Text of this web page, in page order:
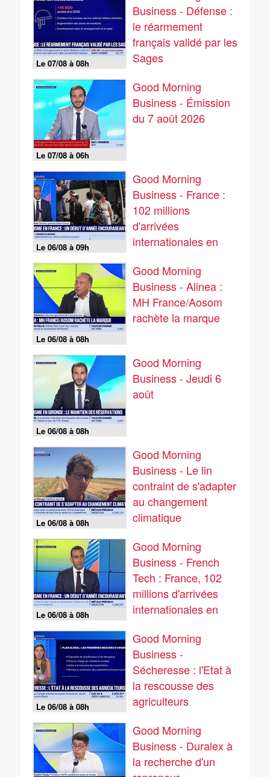
Le 07/08 à 08h
Business - Défense :
le réarmement
français validé par les
Sages
Le 07/08 à 06h
Good Morning
Business - Émission
du 7 août 2026
Le 06/08 à 09h
Good Morning
Business - France :
102 millions
d'arrivées
internationales en
Le 06/08 à 08h
Good Morning
Business - Alinea :
MH France/Aosom
rachète la marque
Le 06/08 à 08h
Good Morning
Business - Jeudi 6
août
Le 06/08 à 08h
Good Morning
Business - Le lin
contraint de s'adapter
au changement
climatique
Le 06/08 à 08h
Good Morning
Business - French
Tech : France, 102
millions d'arrivées
internationales en
Le 06/08 à 08h
Good Morning
Business -
Sécheresse : l'Etat à
la rescousse des
agriculteurs
Good Morning
Business - Duralex à
la recherche d'un